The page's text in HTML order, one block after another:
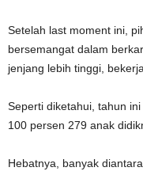
Setelah last moment ini,
bersemangat dalam
jenjang lebih tinggi,
Seperti diketahui, tahun
100 persen 279 anak
Hebatnya, banyak